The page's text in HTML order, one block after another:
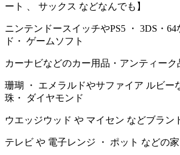
ート 、 サックス などなんでも】
ニンテンドースイッチやPS5 ・ 3DS・
ド・ ゲームソフト
カーナビなどのカー用品・アンティーク
珊瑚 ・ エメラルドやサファイア ルビー
珠・ ダイヤモンド
ウエッジウッド や マイセン などブラン
テレビ や 電子レンジ ・ ポット などの